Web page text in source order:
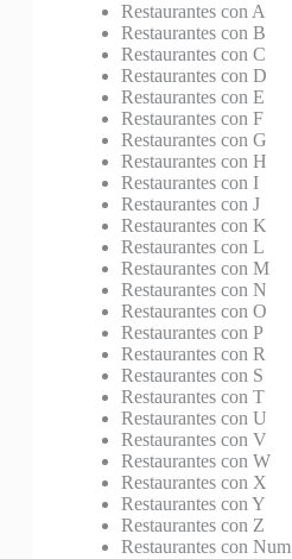
Restaurantes con A
Restaurantes con B
Restaurantes con C
Restaurantes con D
Restaurantes con E
Restaurantes con F
Restaurantes con G
Restaurantes con H
Restaurantes con I
Restaurantes con J
Restaurantes con K
Restaurantes con L
Restaurantes con M
Restaurantes con N
Restaurantes con O
Restaurantes con P
Restaurantes con R
Restaurantes con S
Restaurantes con T
Restaurantes con U
Restaurantes con V
Restaurantes con W
Restaurantes con X
Restaurantes con Y
Restaurantes con Z
Restaurantes con Num